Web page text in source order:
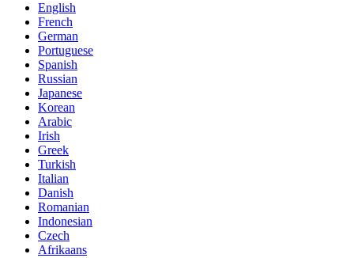
English
French
German
Portuguese
Spanish
Russian
Japanese
Korean
Arabic
Irish
Greek
Turkish
Italian
Danish
Romanian
Indonesian
Czech
Afrikaans